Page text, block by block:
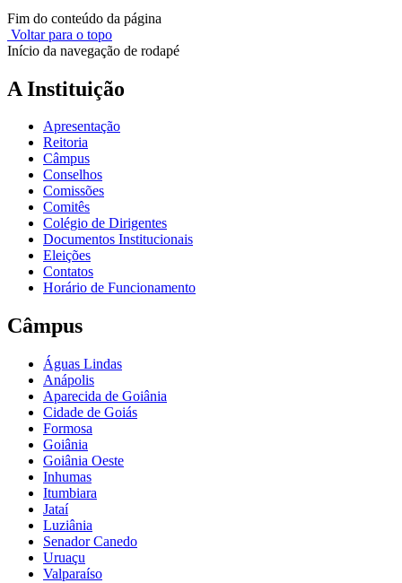
Fim do conteúdo da página
Voltar para o topo
Início da navegação de rodapé
A Instituição
Apresentação
Reitoria
Câmpus
Conselhos
Comissões
Comitês
Colégio de Dirigentes
Documentos Institucionais
Eleições
Contatos
Horário de Funcionamento
Câmpus
Águas Lindas
Anápolis
Aparecida de Goiânia
Cidade de Goiás
Formosa
Goiânia
Goiânia Oeste
Inhumas
Itumbiara
Jataí
Luziânia
Senador Canedo
Uruaçu
Valparaíso